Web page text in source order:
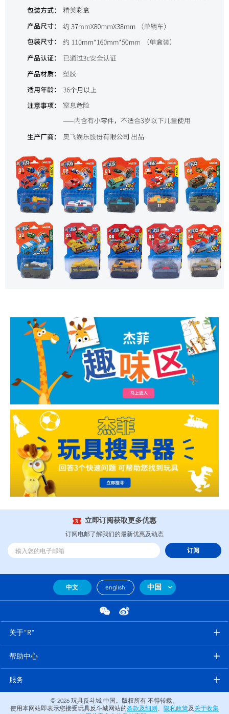
立即订阅获取更多优惠
订阅电邮了解我们的最新优惠及动态
订阅
中文 english 中国
关于"R"
帮助中心
服务
© 2026 玩具反斗城 中国。版权所有 不得转载。
使用本网站即表示您接受玩具反斗城网站的条款及细则 、 隐私政策及 关于收集